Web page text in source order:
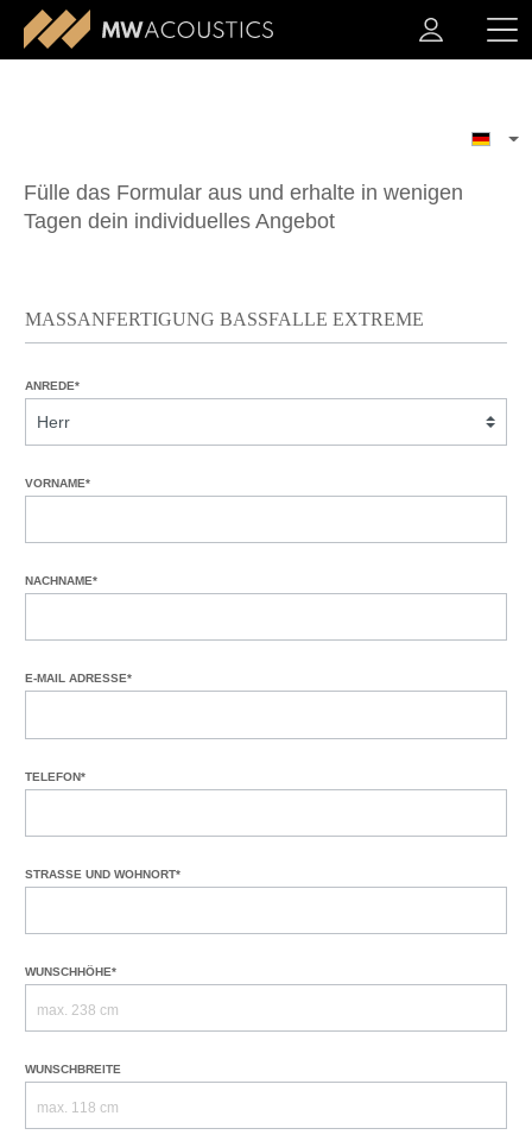
Fülle das Formular aus und erhalte in wenigen
Tagen dein individuelles Angebot
MASSANFERTIGUNG BASSFALLE EXTREME
ANREDE*
VORNAME*
NACHNAME*
E-MAIL ADRESSE*
TELEFON*
STRASSE UND WOHNORT*
WUNSCHHÖHE*
WUNSCHBREITE